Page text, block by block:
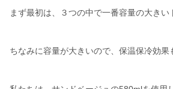
まず最初は、３つの中で一番容量の大きい
ちなみに容量が大きいので、保温保冷効